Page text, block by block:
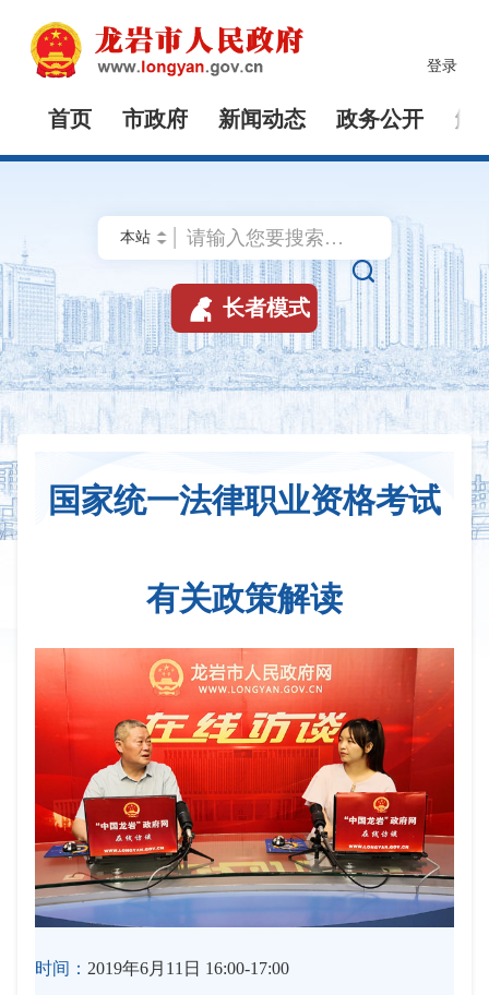
登录
首页 市政府 新闻动态 政务公开 解

 长者模式
国家统一法律职业资格考试
有关政策解读
时间： 2019年6月11日 16:00-17:00